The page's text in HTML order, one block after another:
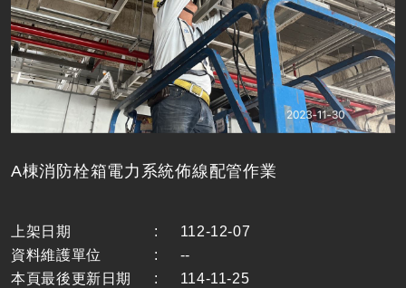
A棟消防栓箱電力系統佈線配管作業
上架日期 :
112-12-07
資料維護單位
:
--
本頁最後更新日期
: 114-11-25